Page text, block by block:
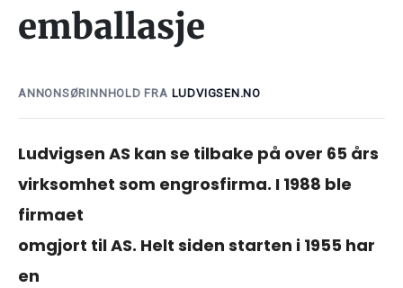
emballasje
ANNONSØRINNHOLD FRA LUDVIGSEN.NO
Ludvigsen AS kan se tilbake på over 65 års
virksomhet som engrosfirma. I 1988 ble
firmaet
omgjort til AS. Helt siden starten i 1955 har
en